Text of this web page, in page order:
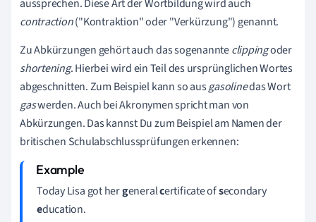
aussprechen. Diese Art der Wortbildung wird auch
contraction("Kontraktion" oder "Verkürzung") genannt.
Zu Abkürzungen gehört auch das sogenannteclippingoder
shortening. Hierbei wird ein Teil des ursprünglichen Wortes
abgeschnitten. Zum Beispiel kann so ausgasolinedas Wort
gaswerden. Auch bei Akronymen spricht man von
Abkürzungen. Das kannst Du zum Beispiel am Namen der
britischen Schulabschlussprüfungen erkennen:
Today Lisa got hergeneralcertificate ofsecondary
education.